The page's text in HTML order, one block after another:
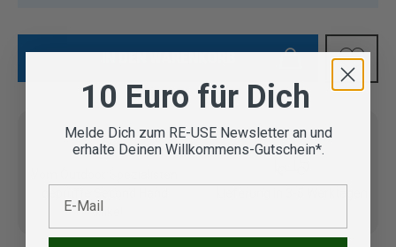
IN DEN WARENKORB
Artikel
10 Euro für Dich
Melde Dich zum RE-USE Newsletter an und
erhalte Deinen Willkommens-Gutschein*.